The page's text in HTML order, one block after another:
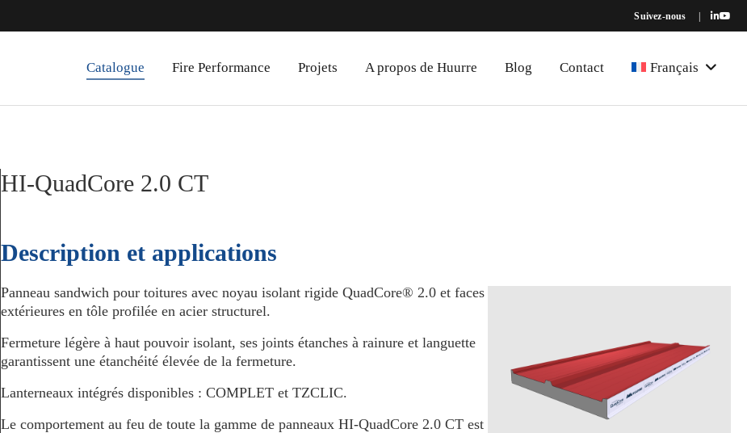
Suivez-nous |
Catalogue Fire Performance Projets A propos de Huurre Blog Contact Français
HI-QuadCore 2.0 CT
Description et applications
Panneau sandwich pour toitures avec noyau isolant rigide QuadCore® 2.0 et faces
extérieures en tôle profilée en acier structurel.
Fermeture légère à haut pouvoir isolant, ses joints étanches à rainure et languette
garantissent une étanchéité élevée de la fermeture.
Lanterneaux intégrés disponibles : COMPLET et TZCLIC.
Le comportement au feu de toute la gamme de panneaux HI-QuadCore 2.0 CT est